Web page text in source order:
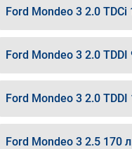
Ford Mondeo 3 2.0 TDCi
Ford Mondeo 3 2.0 TDDI
Ford Mondeo 3 2.0 TDDI
Ford Mondeo 3 2.5 170